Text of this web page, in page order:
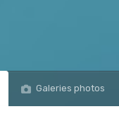
Galeries photos